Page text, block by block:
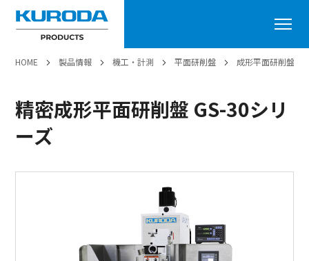
HOME 製品情報 機工・計測 平面研削盤 成形平面研削盤
精密成形平面研削盤 GS-30シリ
ーズ